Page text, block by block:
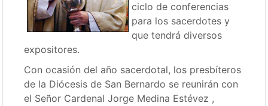
ciclo de conferencias
para los sacerdotes y
que tendrá diversos
expositores.
Con ocasión del año sacerdotal, los presbíteros
de la Diócesis de San Bernardo se reunirán con
el Señor Cardenal Jorge Medina Estévez ,